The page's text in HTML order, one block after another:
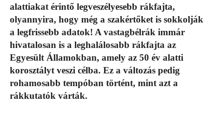
alattiakat érintő legveszélyesebb rákfajta,
olyannyira, hogy még a szakértőket is sokkolják
a legfrissebb adatok! A vastagbélrák immár
hivatalosan is a leghalálosabb rákfajta az
Egyesült Államokban, amely az 50 év alatti
korosztályt veszi célba. Ez a változás pedig
rohamosabb tempóban történt, mint azt a
rákkutatók várták.